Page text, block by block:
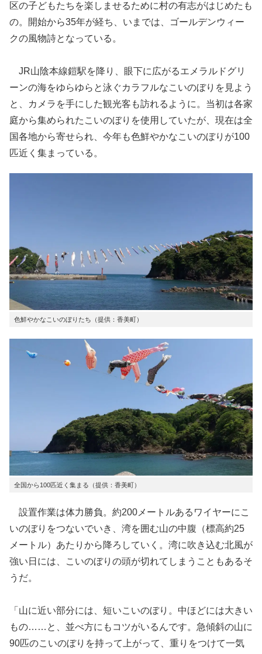
区の子どもたちを楽しませるために村の有志がはじめたも
の。開始から35年が経ち、いまでは、ゴールデンウィー
クの風物詩となっている。
JR山陰本線鎧駅を降り、眼下に広がるエメラルドグリ
ーンの海をゆらゆらと泳ぐカラフルなこいのぼりを見よう
と、カメラを手にした観光客も訪れるように。当初は各家
庭から集められたこいのぼりを使用していたが、現在は全
国各地から寄せられ、今年も色鮮やかなこいのぼりが100
匹近く集まっている。
色鮮やかなこいのぼりたち（提供：香美町）
全国から100匹近く集まる（提供：香美町）
設置作業は体力勝負。約200メートルあるワイヤーにこ
いのぼりをつないでいき、湾を囲む山の中腹（標高約25
メートル）あたりから降ろしていく。湾に吹き込む北風が
強い日には、こいのぼりの頭が切れてしまうこともあるそ
うだ。
「山に近い部分には、短いこいのぼり。中ほどには大きい
もの……と、並べ方にもコツがいるんです。急傾斜の山に
90匹のこいのぼりを持って上がって、重りをつけて一気